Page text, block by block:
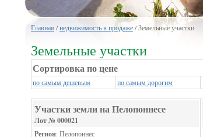
Главная /недвижимость в продаже/ Земельные участки
Земельные участки
Сортировка по цене
по самым дешевым по самым дорогим
Участки земли на Пелопоннесе
Лот № 000021
Регион: Пелопоннес